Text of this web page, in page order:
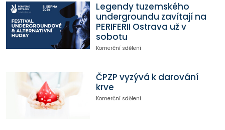
Legendy tuzemského
undergroundu zavítají na
PERIFERII Ostrava už v
sobotu
Komerční sdělení
ČPZP vyzývá k darování
krve
Komerční sdělení